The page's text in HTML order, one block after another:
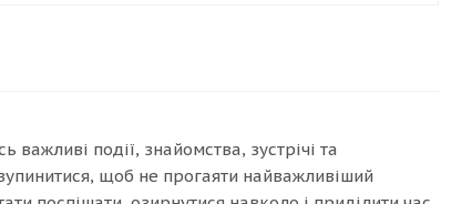
події, знайомства, зустрічі та
щоб не прогаяти найважливіший